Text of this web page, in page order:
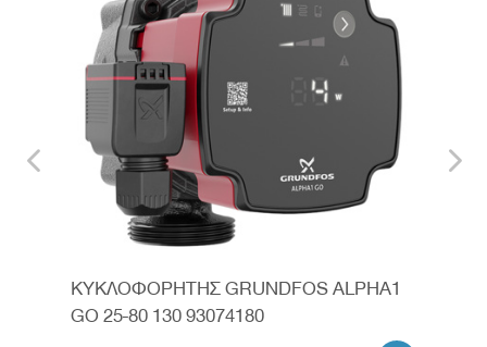
ΚΥΚΛΟΦΟΡΗΤΗΣ GRUNDFOS ALPHA1
GO 25-80 130 93074180